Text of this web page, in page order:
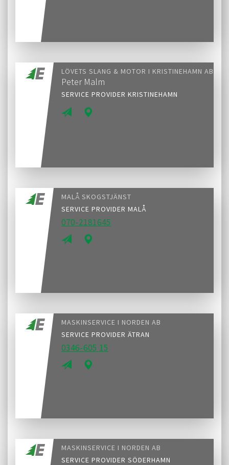
LÖVETS SLANG & MOTOR I KRISTINEHAMN AB
Peter Malm
SERVICE PROVIDER KRISTINEHAMN
MALÅ SKOGSTJÄNST
SERVICE PROVIDER MALÅ
070-2181645
MASKINSERVICE I NORDEN AB
SERVICE PROVIDER ÄTRAN
0346-605 15
MASKINSERVICE I NORDEN AB
SERVICE PROVIDER SÖDERHAMN